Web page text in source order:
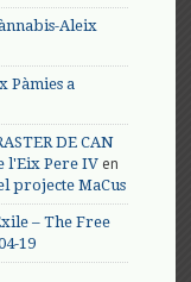
Aleix
Pàmies a
DE CAN
l'Eix Pere IV en
projecte MaCus
– The Free
19